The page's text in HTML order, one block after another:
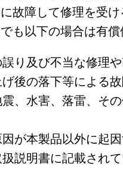
故障して修理を受
も以下の場合は有償
り及び不当な修理
後の落下等による故
、水害、落雷、そ
が本製品以外に起因
説明書に記載され